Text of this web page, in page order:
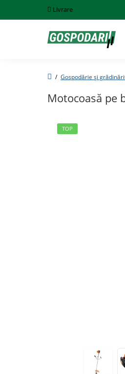
Livrare
Gospodărie și
Motocoasă pe
TOP